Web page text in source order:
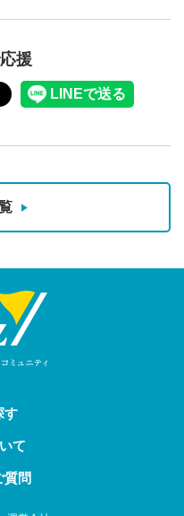
援
す
て
質問